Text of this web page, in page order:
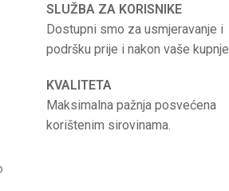
SLUŽBA ZA KORISNIKE
Dostupni smo za usmjeravanje i
podršku prije i nakon vaše kupnje.
KVALITETA
Maksimalna pažnja posvećena
korištenim sirovinama.